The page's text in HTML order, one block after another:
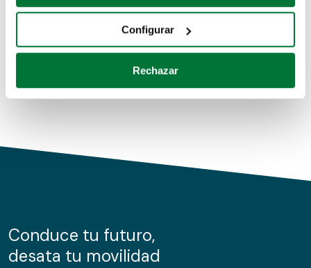
Recopilar información sobre su ubicación geográfica
Identificar su dispositivo analizándolo activamente
para buscar características específicas (huellas
Obtenga más información sobre cómo se procesan sus
de cookies.
información sobre el uso que haga del sitio web con
nuestros partners de redes sociales, publicidad y análisis
Configurar
Rechazar
Coches de km0
Conduce tu futuro,
desata tu movilidad